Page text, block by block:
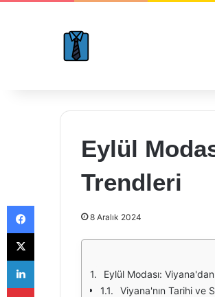
Eylül
Trendleri
8 Aralık 2024
Eylül Modası:
Viyana'nın Tarihi ve
Facebook
X
LinkedIn
Pinterest